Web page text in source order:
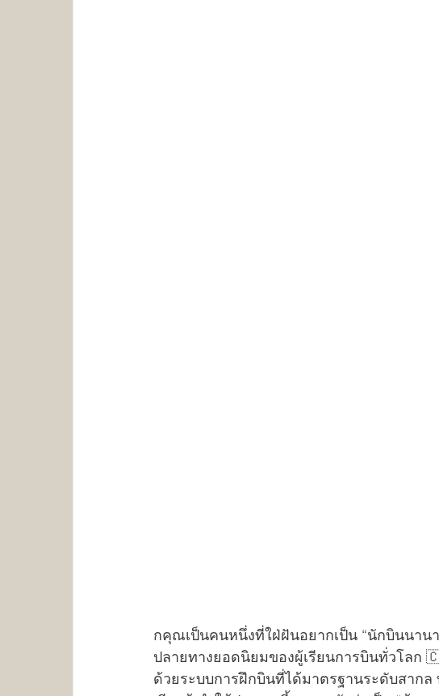
กคุณเป็นคนหนึ่งที่ใฝ่ฝันอยากเป็น “นักบินนาน
ปลายทางยอดนิยมของผู้เรียนการบินทั่วโลก
ด้วยระบบการฝึกบินที่ได้มาตรฐานระดับสาก